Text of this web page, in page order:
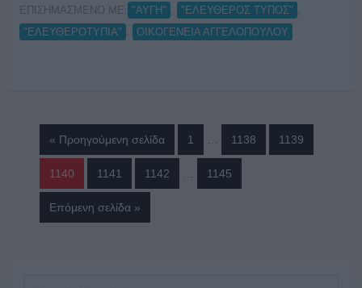
ΕΠΙΣΗΜΑΣΜΕΝΟ ΜΕ: "ΑΥΓΗ" "ΕΛΕΥΘΕΡΟΣ ΤΥΠΟΣ"
"ΕΛΕΥΘΕΡΟΤΥΠΙΑ"
ΟΙΚΟΓΕΝΕΙΑ ΑΓΓΕΛΟΠΟΥΛΟΥ
« Προηγούμενη σελίδα 1 1138 1139
1140 1141 1142 1145
Επόμενη σελίδα »